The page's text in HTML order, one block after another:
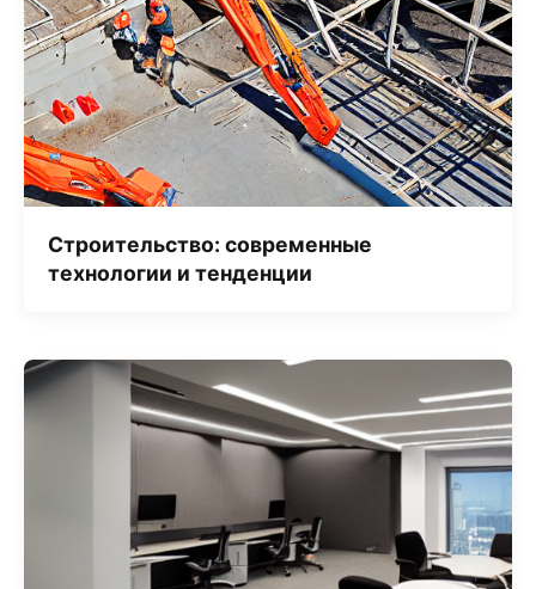
Строительство: современные
технологии и тенденции